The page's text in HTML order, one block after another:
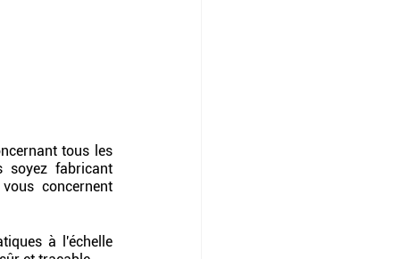
tous les
soyez fabricant
concernent
à l'échelle